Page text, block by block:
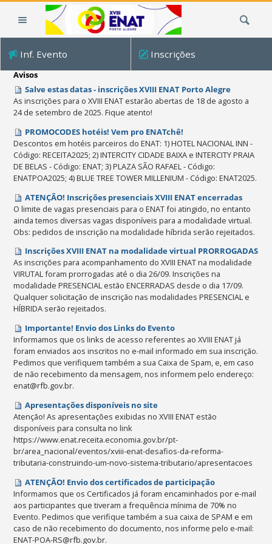
Inf. Evento Inscrições
Avisos
Salve estas datas - inscrições XVIII ENAT Porto Alegre
As inscrições para o XVIII ENAT estarão abertas de 18 de agosto a
24 de setembro de 2025. Fique atento!
PROMOCODES hotéis! Vem pro ENATchê!
Descontos em hotéis parceiros do ENAT: 1) HOTEL NACIONAL INN -
Código: RECEITA2025; 2) INTERCITY CIDADE BAIXA e INTERCITY PRAIA
DE BELAS - Código: ENAT; 3) PLAZA SÃO RAFAEL - Código:
ENATPOA2025; 4) BLUE TREE TOWER MILLENIUM - Código: ENAT2025.
ATENÇÃO! Inscrições presenciais XVIII ENAT encerradas
O limite de vagas presenciais para o ENAT foi atingido, no entanto
ainda temos diversas vagas disponíveis para a modalidade virtual.
Obs: pedidos de inscrição na modalidade híbrida serão rejeitados.
Inscrições XVIII ENAT na modalidade virtual PRORROGADAS
As inscrições para acompanhamento do XVIII ENAT na modalidade
VIRUTAL foram prorrogadas até o dia 26/09. Inscrições na
modalidade PRESENCIAL estão ENCERRADAS desde o dia 17/09.
Qualquer solicitação de inscrição nas modalidades PRESENCIAL e
HÍBRIDA serão rejeitados.
Importante! Envio dos Links do Evento
Informamos que os links de acesso referentes ao XVIII ENAT já
foram enviados aos inscritos no e-mail informado em sua inscrição.
Pedimos que verifiquem também a sua Caixa de Spam, e, em caso
de não recebimento da mensagem, nos informem pelo endereço:
enat@rfb.gov.br.
Apresentações disponíveis no site
Atenção! As apresentações exibidas no XVIII ENAT estão
disponíveis para consulta no link
https://www.enat.receita.economia.gov.br/pt-
br/area_nacional/eventos/xviii-enat-desafios-da-reforma-
tributaria-construindo-um-novo-sistema-tributario/apresentacoes
ATENÇÃO! Envio dos certificados de participação
Informamos que os Certificados já foram encaminhados por e-mail
aos participantes que tiveram a frequência mínima de 70% no
Evento. Pedimos que verifique também a sua caixa de SPAM e em
caso de não recebimento do documento, nos informe pelo e-mail:
ENAT-POA-RS@rfb.gov.br.